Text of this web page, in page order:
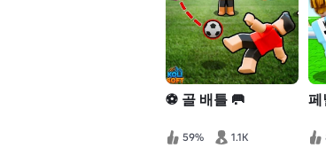
⚽ 골 배틀 🥅
59% 1.1K
페